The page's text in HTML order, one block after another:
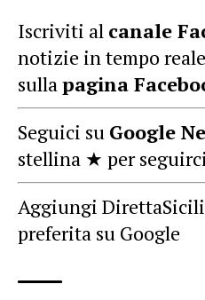
Iscriviti al canale
notizie in tempo
sullapagina
Seguici su Google
stellina ★ per
Aggiungi
preferita su Google